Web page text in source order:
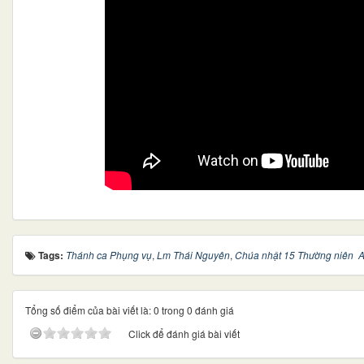
Tags: Thánh ca Phụng vụ,Lm Thái Nguyên,Chúa nhật 15 Thường niên A
Tổng số điểm của bài viết là: 0 trong 0 đánh giá
Click để đánh giá bài viết